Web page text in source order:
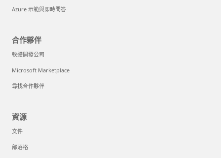
Azure 示範與即時問答
合作夥伴
軟體開發公司
Microsoft Marketplace
尋找合作夥伴
資源
文件
部落格